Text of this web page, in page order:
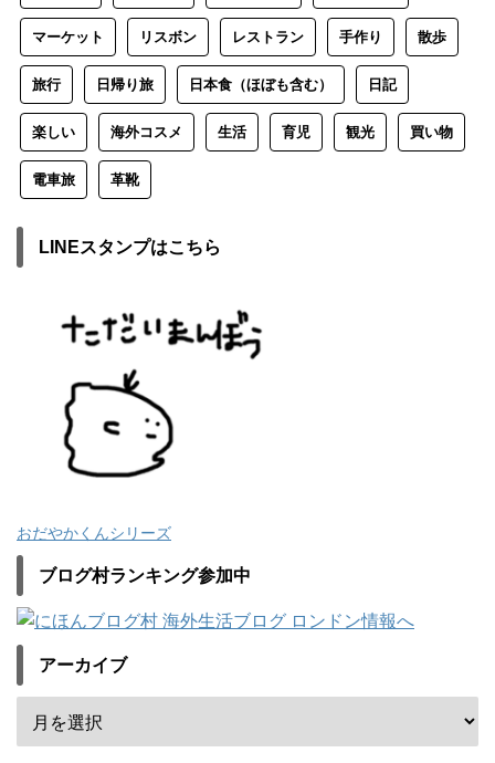
マーケット リスボン レストラン 手作り 散歩
旅行 日帰り旅 日本食（ほぼも含む） 日記
楽しい 海外コスメ 生活 育児 観光 買い物
電車旅 革靴
LINEスタンプはこちら
おだやかくんシリーズ
ブログ村ランキング参加中
アーカイブ